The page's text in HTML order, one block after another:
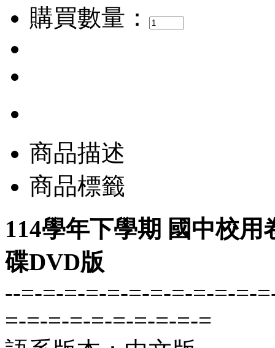
購買數量：
商品描述
商品標籤
114學年下學期 國中校
碟DVD版
--=-=-=-=-=-=-=-=-=-=-=-
=-=-=-=-=-=-=-=-=-=